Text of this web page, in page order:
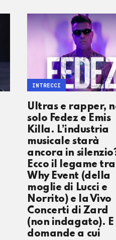
Ultras e rapper,
solo Fedez e Emis
Killa. L’industria
musicale starà
ancora in
Ecco il legame
Why Event (della
moglie di Lucci e
Norrito) e la Vivo
Concerti di Zard
(non indagato). E
domande a cui
INTRECCI